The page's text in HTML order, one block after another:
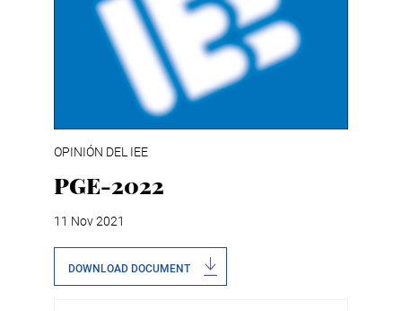
OPINIÓN DEL IEE
PGE-2022
11 Nov 2021
DOWNLOAD DOCUMENT